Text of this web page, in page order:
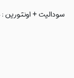
سودالیت + اونتورین